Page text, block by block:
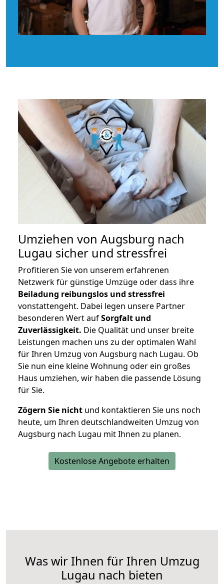
Umziehen von Augsburg nach
Lugau sicher und stressfrei
Profitieren Sie von unserem erfahrenen
Netzwerk für günstige Umzüge oder dass ihre
Beiladung reibungslos und stressfrei
vonstattengeht. Dabei legen unsere Partner
besonderen Wert aufSorgfalt und
Zuverlässigkeit. Die Qualität und unser breite
Leistungen machen uns zu der optimalen Wahl
für Ihren Umzug von Augsburg nach Lugau. Ob
Sie nun eine kleine Wohnung oder ein großes
Haus umziehen, wir haben die passende Lösung
für Sie.
Zögern Sie nicht und kontaktieren Sie uns noch
heute, um Ihren deutschlandweiten Umzug von
Augsburg nach Lugau mit Ihnen zu planen.
Kostenlose Angebote erhalten
Was wir Ihnen für Ihren Umzug
Lugau nach bieten